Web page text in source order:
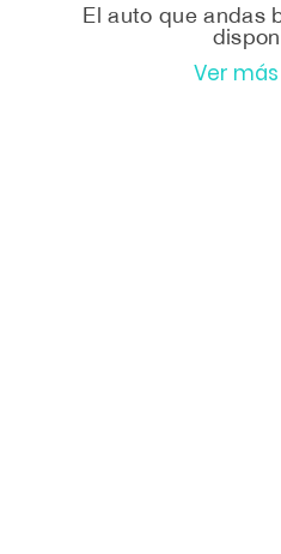
El auto que andas
Ver